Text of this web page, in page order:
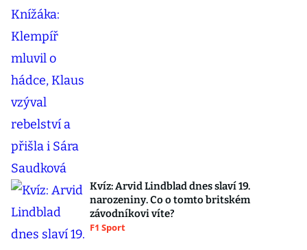
Kvíz: Arvid Lindblad dnes slaví 19.
narozeniny. Co o tomto britském
závodníkovi víte?
F1 Sport